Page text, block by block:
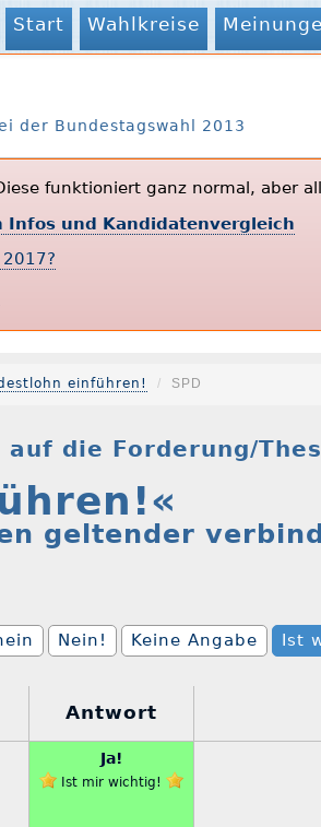
Start Wahlkreise
der Bundestagswahl 2013
funktioniert ganz normal, aber
und Kandidatenvergleich
einführen! SPD
die Forderung/
geltender
Nein! Keine Angabe Ist
Antwort
Ja!
Ist mir wichtig!